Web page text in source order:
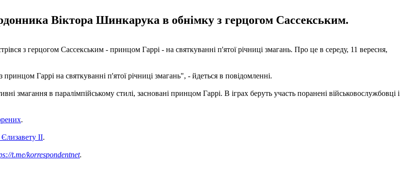
Віктора Шинкарука в обнімку з герцогом Сассекським.
з герцогом Сассекським - принцом Гаррі - на святкуванні п'ятої річниці змагань. Про це в середу, 11 вересня,
Гаррі на святкуванні п'ятої річниці змагань", - йдеться в повідомленні.
змагання в паралімпійському стилі, засновані принцом Гаррі. В іграх беруть участь поранені військовослужбовці і
.
II.
t.me/korrespondentnet.